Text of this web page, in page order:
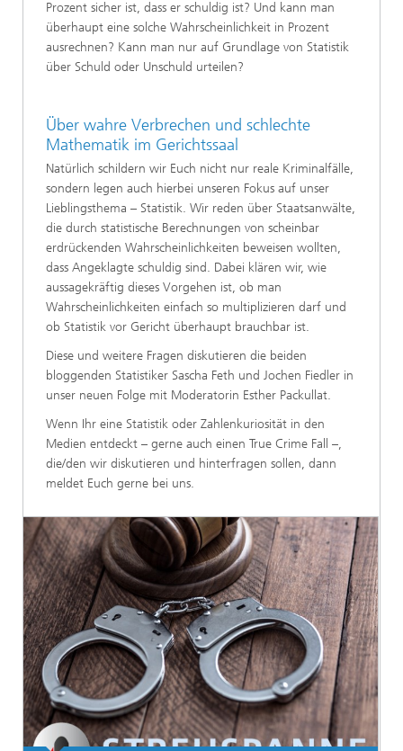
Prozent sicher ist, dass er schuldig ist? Und kann man
überhaupt eine solche Wahrscheinlichkeit in Prozent
ausrechnen? Kann man nur auf Grundlage von Statistik
über Schuld oder Unschuld urteilen?
Über wahre Verbrechen und schlechte
Mathematik im Gerichtssaal
Natürlich schildern wir Euch nicht nur reale Kriminalfälle,
sondern legen auch hierbei unseren Fokus auf unser
Lieblingsthema – Statistik. Wir reden über Staatsanwälte,
die durch statistische Berechnungen von scheinbar
erdrückenden Wahrscheinlichkeiten beweisen wollten,
dass Angeklagte schuldig sind. Dabei klären wir, wie
aussagekräftig dieses Vorgehen ist, ob man
Wahrscheinlichkeiten einfach so multiplizieren darf und
ob Statistik vor Gericht überhaupt brauchbar ist.
Diese und weitere Fragen diskutieren die beiden
bloggenden Statistiker Sascha Feth und Jochen Fiedler in
unser neuen Folge mit Moderatorin Esther Packullat.
Wenn Ihr eine Statistik oder Zahlenkuriosität in den
Medien entdeckt – gerne auch einen True Crime Fall –,
die/den wir diskutieren und hinterfragen sollen, dann
meldet Euch gerne bei uns.